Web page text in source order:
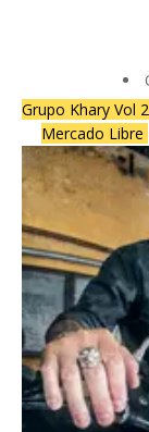
Grupo Khary Vol
Mercado Libre